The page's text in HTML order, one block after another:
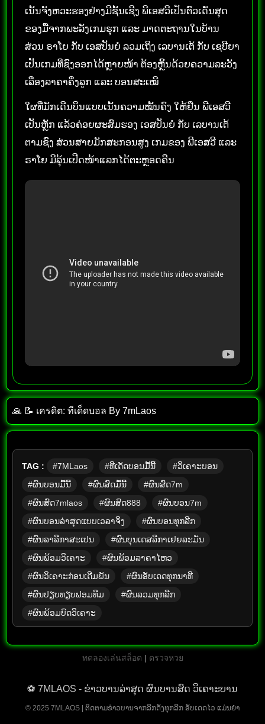
ເນັ້ນຈັງຫວະຮອງຢ່າງມີຊັ້ນເຊີງ ພີເອສວີເປັນຕົວເດັ່ນສຸດ
ຂອງມື້ຈາກພະລັງເກມຮຸກ ແລະ ມາດຕະຖານໃນບ້ານ
ສ່ວນ ຣາໂຍ ກັບ ເອສປັນຍໍ ລວມເຖິງ ເລບານເຕ້ ກັບ ເຊບີຍາ
ເປັນເກມທີ່ຊົງອອກໄດ້ຫຼາຍໜ້າ ຕ້ອງຫຼິ້ນດ້ວຍຄວາມລະວັງ
ເລື່ອງລາຄາຄຶ່ງລູກ ແລະ ບອນສະເໝີ
ໃຜທີ່ມັກເດີນບິນແບບເນັ້ນຄວາມໝັ້ນຄົງ ໃຫ້ຢືນ ພີເອສວີ
ເປັນຫຼັກ ແລ້ວຄ່ອຍຜະສົມຮອງ ເອສປັນຍໍ ກັບ ເລບານເຕ້
ຕາມຊົງ ສ່ວນສາຍມັກສະກອນສູງ ເກມຂອງ ພີເອສວີ ແລະ
ຣາໂຍ ມີລຸ້ນເປີດໜ້າແລກໄດ້ຕະຫຼອດຄືນ
🙏 📝 เครดิต: ทีเด็ด​บอล​ By​ 7mLaos
TAG : #7MLaos #ທີເດັດບອນມື້ນີ້
#ວິເຄາະບອນ
#ຜົນບອນມື້ນີ້
#ຜົນສົດມື້ນີ້
#ຜົນສົດ7m
#ຜົນສົດ7mlaos
#ຜົນສົດ888
#ຜົນບອນ7m
#ຜົນບອນລ່າສຸດແບບເວລາຈິງ
#ຜົນບອນທຸກລີກ
#ຜົນລາລີກາສະເປນ
#ຜົນບຸນເດສລີກາເຢຍລະມັນ
#ຜົນພ້ອມວິເຄາະ
#ຜົນພ້ອມລາຄາໄຫວ
#ຜົນວິເຄາະກ່ອນເດີມພັນ
#ຜົນອັບເດດທຸກນາທີ
#ຜົນປຽບທຽບຟອມທີມ
#ຜົນລວມທຸກລີກ
#ຜົນພ້ອມບົດວິເຄາະ
ทดลองเล่นสล็อต | ตรวจหวย
⚽ 7MLAOS - ຂ່າວບານລ່າສຸດ ຜົນບານສົດ ວິເຄາະບານ
© 2025 7MLAOS | ຕິດຕາມຂ່າວບານຈາກລີກດັງທຸກລີກ ອັບເດດໄວ ແມ່ນຍຳ